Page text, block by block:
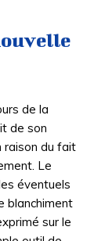
de la
de son
raison du fait
Le
éventuels
blanchiment
sur le